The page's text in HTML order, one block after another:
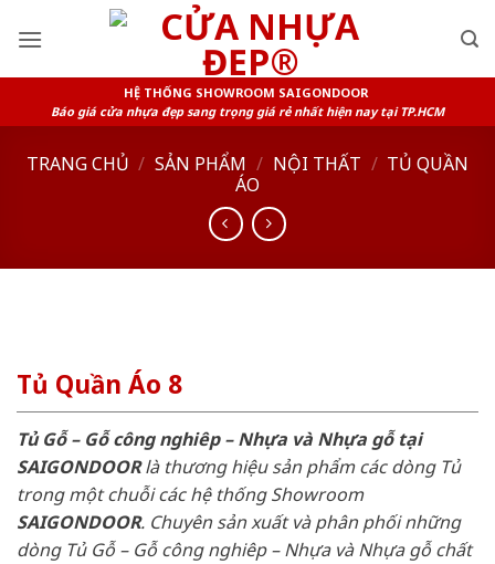
HỆ THỐNG SHOWROOM SAIGONDOOR
Báo giá cửa nhựa đẹp sang trọng giá rẻ nhất hiện nay tại TP.HCM
TRANG CHỦ / SẢN PHẨM / NỘI THẤT / TỦ QUẦN
ÁO
Tủ Quần Áo 8
Tủ Gỗ – Gỗ công nghiêp – Nhựa và Nhựa gỗ tại
SAIGONDOORlà thương hiệu sản phẩm các dòng Tủ
trong một chuỗi các hệ thống Showroom
SAIGONDOOR. Chuyên sản xuất và phân phối những
dòng Tủ Gỗ – Gỗ công nghiêp – Nhựa và Nhựa gỗ chất